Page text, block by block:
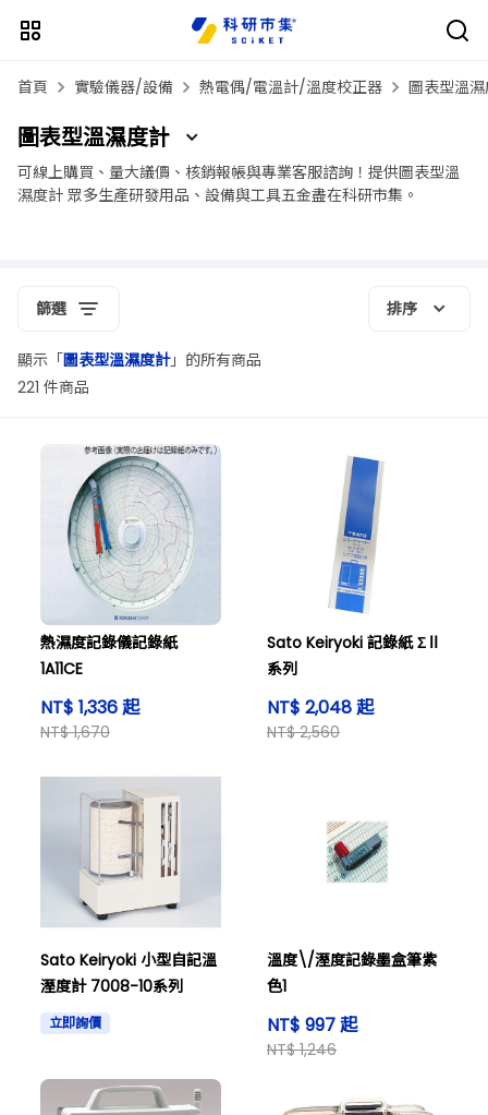
首頁 實驗儀器/設備 熱電偶/電溫計/溫度校正器 圖表型溫
圖表型溫濕度計
可線上購買、量大議價、核銷報帳與專業客服諮詢！提供圖表型溫
濕度計 眾多生產研發用品、設備與工具五金盡在科研市集。
篩選 排序
顯示「圖表型溫濕度計」的所有商品
221 件商品
熱濕度記錄儀記錄紙
1A11CE
NT$ 1,336 起
NT$ 1,670
Sato Keiryoki 記錄紙 ΣⅡ
系列
NT$ 2,048 起
NT$ 2,560
Sato Keiryoki 小型自記溫
溼度計 7008-10系列
立即詢價
溫度\/溼度記錄墨盒筆紫
色1
NT$ 997 起
NT$ 1,246